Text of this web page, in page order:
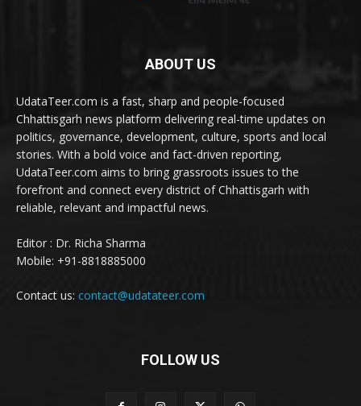
ABOUT US
UdataTeer.com is a fast, sharp and people-focused
Chhattisgarh news platform delivering real-time updates on
politics, governance, development, culture, sports and local
stories. With a bold voice and fact-driven reporting,
UdataTeer.com aims to bring grassroots issues to the
forefront and connect every district of Chhattisgarh with
reliable, relevant and impactful news.
Editor : Dr. Richa Sharma
Mobile: +91-8818885000
Contact us: contact@udatateer.com
FOLLOW US